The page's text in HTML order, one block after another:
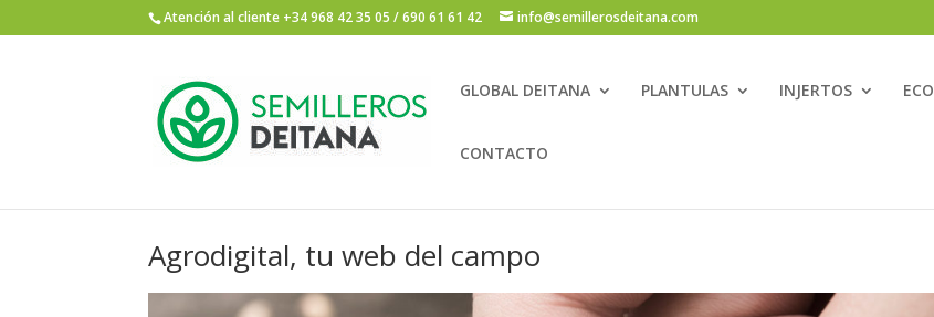
Atención al cliente +34 968 42 35 05 / 690 61 61 42 info@semillerosdeitana.com
GLOBAL DEITANA PLANTULAS INJERTOS ECO
CONTACTO
Agrodigital, tu web del campo